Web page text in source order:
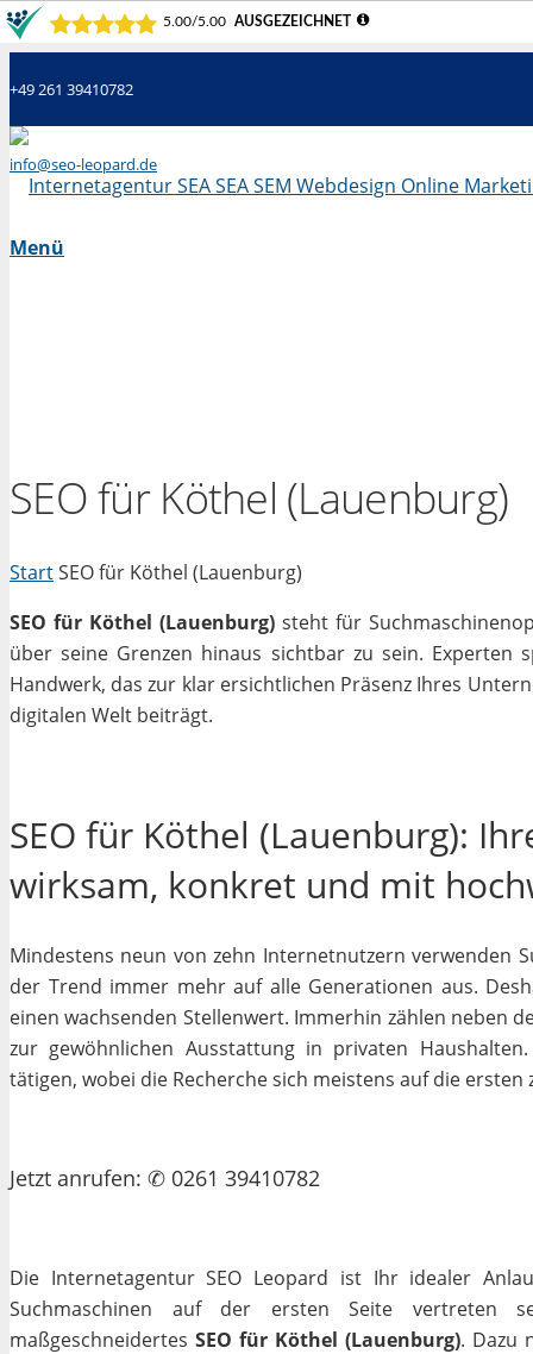
+49 261 39410782
info@seo-leopard.de
Menü
SEO für Köthel (Lauenburg)
StartSEO für Köthel (Lauenburg)
SEO für Köthel (Lauenburg) steht für
über seine Grenzen hinaus sichtbar zu sein. Experten
Handwerk, das zur klar ersichtlichen Präsenz Ihres
digitalen Welt beiträgt.
SEO für Köthel (Lauenburg):
wirksam, konkret und mit
Mindestens neun von zehn Internetnutzern verwenden
der Trend immer mehr auf alle Generationen aus.
einen wachsenden Stellenwert. Immerhin zählen neben
zur gewöhnlichen Ausstattung in privaten
tätigen, wobei die Recherche sich meistens auf die
Jetzt anrufen: ✆ 0261 39410782
Die Internetagentur SEO Leopard ist Ihr idealer
Suchmaschinen auf der ersten Seite vertreten
maßgeschneidertes SEO für Köthel (Lauenburg). Dazu